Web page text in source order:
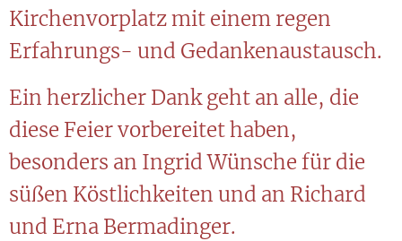
Kirchenvorplatz mit einem regen
Erfahrungs- und Gedankenaustausch.
Ein herzlicher Dank geht an alle, die
diese Feier vorbereitet haben,
besonders an Ingrid Wünsche für die
süßen Köstlichkeiten und an Richard
und Erna Bermadinger.